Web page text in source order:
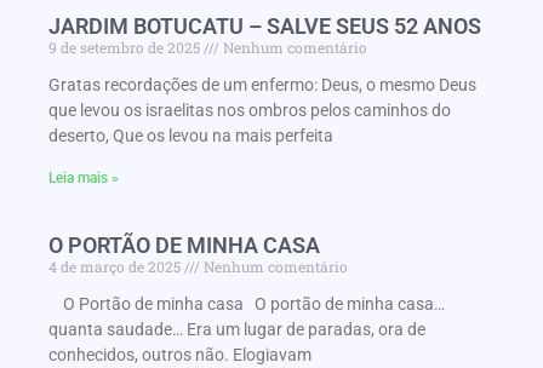
JARDIM BOTUCATU – SALVE SEUS 52 ANOS
9 de setembro de 2025
Nenhum comentário
Gratas recordações de um enfermo: Deus, o mesmo Deus
que levou os israelitas nos ombros pelos caminhos do
deserto, Que os levou na mais perfeita
Leia mais »
O PORTÃO DE MINHA CASA
4 de março de 2025
Nenhum comentário
O Portão de minha casa O portão de minha casa…
quanta saudade… Era um lugar de paradas, ora de
conhecidos, outros não. Elogiavam